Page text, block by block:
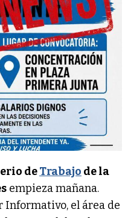
deTrabajo de la
empieza mañana.
Informativo, el área de